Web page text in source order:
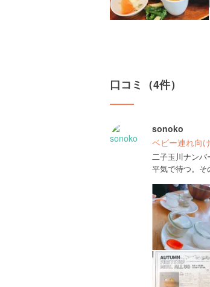
口コミ（4件）
sonoko
ベビー連れ向
二子玉川ナンバ
平気で待つ。